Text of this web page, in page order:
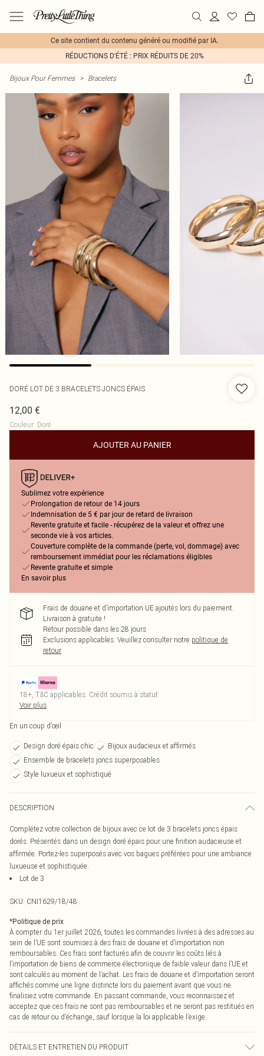
Ce site contient du contenu généré ou modifié par IA.
RÉDUCTIONS D'ÉTÉ : PRIX RÉDUITS DE 20%
Bijoux Pour Femmes > Bracelets
DORÉ LOT DE 3 BRACELETS JONCS ÉPAIS
12,00 €
Couleur: Doré
AJOUTER AU PANIER
Sublimez votre expérience
Prolongation de retour de 14 jours
Indemnisation de 5 € par jour de retard de livraison
Revente gratuite et facile - récupérez de la valeur et offrez une
seconde vie à vos articles.
Couverture complète de la commande (perte, vol, dommage) avec
remboursement immédiat pour les réclamations éligibles
Revente gratuite et simple
En savoir plus
Frais de douane et d’importation UE ajoutés lors du paiement.
Livraison à gratuite !
Retour possible dans les 28 jours
Exclusions applicables. Veuillez consulter notre politique de
retour
18+, T&C applicables. Crédit soumis à statut
Voir plus
En un coup d’œil
Design doré épais chic
Bijoux audacieux et affirmés
Ensemble de bracelets joncs superposables
Style luxueux et sophistiqué
DESCRIPTION
Complétez votre collection de bijoux avec ce lot de 3 bracelets joncs épais
dorés. Présentés dans un design doré épais pour une finition audacieuse et
affirmée. Portez-les superposés avec vos bagues préférées pour une ambiance
luxueuse et sophistiquée.
Lot de 3
SKU: CNI1629/18/48
*Politique de prix
À compter du 1er juillet 2026, toutes les commandes livrées à des adresses au
sein de l’UE sont soumises à des frais de douane et d’importation non
remboursables. Ces frais sont facturés afin de couvrir les coûts liés à
l’importation de biens de commerce électronique de faible valeur dans l’UE et
sont calculés au moment de l’achat. Les frais de douane et d’importation seront
affichés comme une ligne distincte lors du paiement avant que vous ne
finalisiez votre commande. En passant commande, vous reconnaissez et
acceptez que ces frais ne sont pas remboursables et ne seront pas restitués en
cas de retour ou d’échange, sauf lorsque la loi applicable l’exige.
DÉTAILS ET ENTRETIEN DU PRODUIT